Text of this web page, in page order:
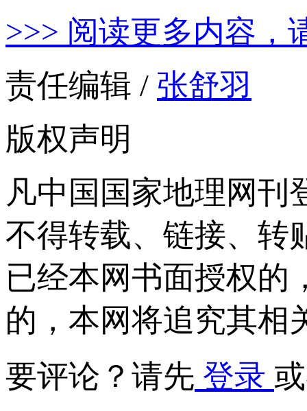
>>> 阅读更多内容，
责任编辑 / 张舒羽
版权声明
凡中国国家地理网刊
不得转载、链接、转
已经本网书面授权的
的，本网将追究其相
要评论？请先 登录